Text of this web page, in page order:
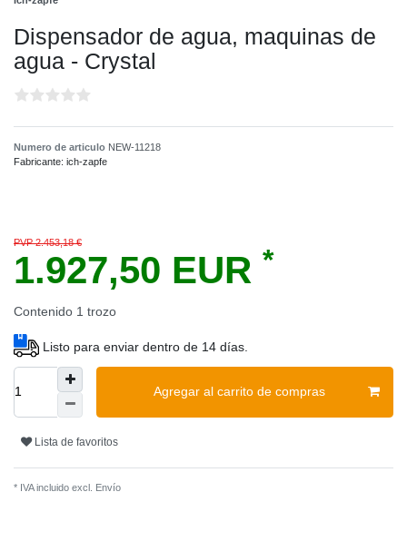
Dispensador de agua, maquinas de
agua - Crystal
Numero de articulo NEW-11218
Fabricante: ich-zapfe
PVP 2.453,18 €
1.927,50 EUR *
Contenido 1 trozo
Listo para enviar dentro de 14 días.
Agregar al carrito de compras
Lista de favoritos
* IVA incluido excl. Envío